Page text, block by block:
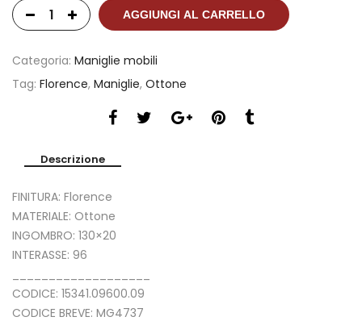
AGGIUNGI AL CARRELLO
Categoria: Maniglie mobili
Tag: Florence, Maniglie, Ottone
Descrizione
FINITURA: Florence
MATERIALE: Ottone
INGOMBRO: 130×20
INTERASSE: 96
CODICE: 15341.09600.09
CODICE BREVE: MG4737